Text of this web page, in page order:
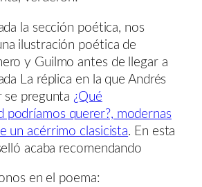
la sección poética, nos
ilustración poética de
y Guilmo antes de llegar a
La réplica en la que Andrés
se pregunta ¿Qué
podríamos querer?, modernas
un acérrimo clasicista. En esta
acaba recomendando
en el poema: